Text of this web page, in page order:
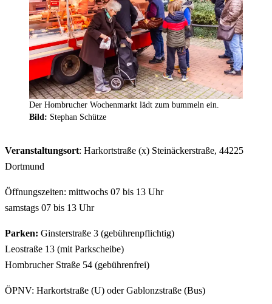
Der Hombrucher Wochenmarkt lädt zum bummeln ein.
Bild: Stephan Schütze
Veranstaltungsort: Harkortstraße (x) Steinäckerstraße, 44225
Dortmund
Öffnungszeiten: mittwochs 07 bis 13 Uhr
samstags 07 bis 13 Uhr
Parken: Ginsterstraße 3 (gebührenpflichtig)
Leostraße 13 (mit Parkscheibe)
Hombrucher Straße 54 (gebührenfrei)
ÖPNV: Harkortstraße (U) oder Gablonzstraße (Bus)